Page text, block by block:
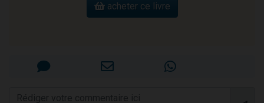
acheter ce livre